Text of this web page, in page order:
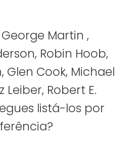
Martin ,
Robin Hoob,
Glen Cook, Michael
Leiber, Robert E.
listá-los por